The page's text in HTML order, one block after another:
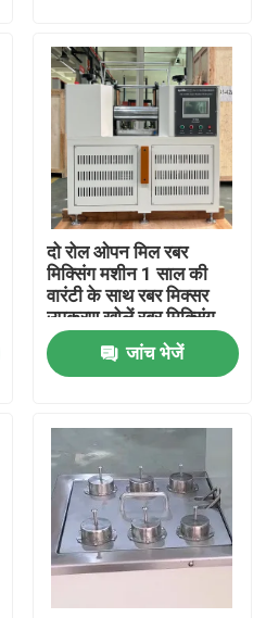
दो रोल ओपन मिल रबर
मिक्सिंग मशीन 1 साल की
वारंटी के साथ रबर मिक्सर
उपकरण खोलें रबर मिक्सिंग
क्षमता 0.3 से 2 किलो
जांच भेजें